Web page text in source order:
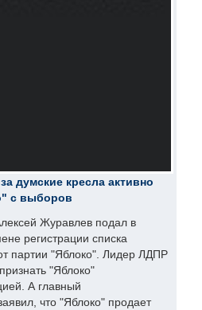
думские кресла активно
с выборов
Журавлев подал в
регистрации списка
партии "Яблоко". Лидер ЛДПР
"Яблоко"
А главный
что "Яблоко" продает